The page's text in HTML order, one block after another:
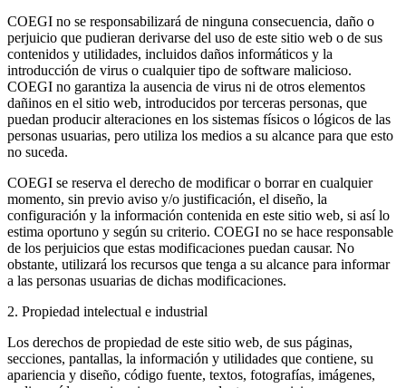
COEGI no se responsabilizará de ninguna consecuencia, daño o
perjuicio que pudieran derivarse del uso de este sitio web o de sus
contenidos y utilidades, incluidos daños informáticos y la
introducción de virus o cualquier tipo de software malicioso.
COEGI no garantiza la ausencia de virus ni de otros elementos
dañinos en el sitio web, introducidos por terceras personas, que
puedan producir alteraciones en los sistemas físicos o lógicos de las
personas usuarias, pero utiliza los medios a su alcance para que esto
no suceda.
COEGI se reserva el derecho de modificar o borrar en cualquier
momento, sin previo aviso y/o justificación, el diseño, la
configuración y la información contenida en este sitio web, si así lo
estima oportuno y según su criterio. COEGI no se hace responsable
de los perjuicios que estas modificaciones puedan causar. No
obstante, utilizará los recursos que tenga a su alcance para informar
a las personas usuarias de dichas modificaciones.
2. Propiedad intelectual e industrial
Los derechos de propiedad de este sitio web, de sus páginas,
secciones, pantallas, la información y utilidades que contiene, su
apariencia y diseño, código fuente, textos, fotografías, imágenes,